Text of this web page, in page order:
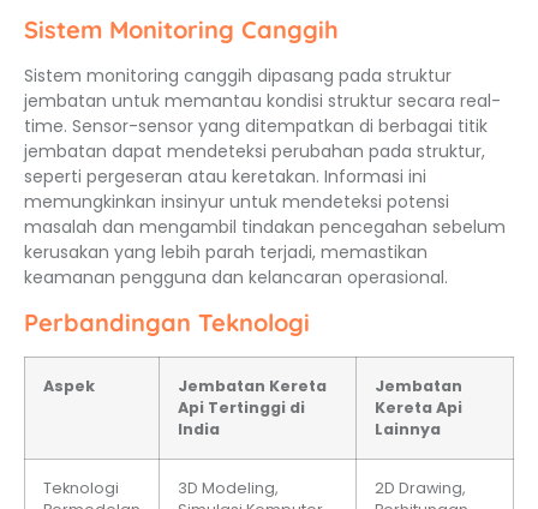
Sistem Monitoring Canggih
Sistem monitoring canggih dipasang pada struktur
jembatan untuk memantau kondisi struktur secara real-
time. Sensor-sensor yang ditempatkan di berbagai titik
jembatan dapat mendeteksi perubahan pada struktur,
seperti pergeseran atau keretakan. Informasi ini
memungkinkan insinyur untuk mendeteksi potensi
masalah dan mengambil tindakan pencegahan sebelum
kerusakan yang lebih parah terjadi, memastikan
keamanan pengguna dan kelancaran operasional.
Perbandingan Teknologi
Aspek
Jembatan Kereta
Api Tertinggi di
India
Jembatan
Kereta Api
Lainnya
Teknologi
3D Modeling,
2D Drawing,